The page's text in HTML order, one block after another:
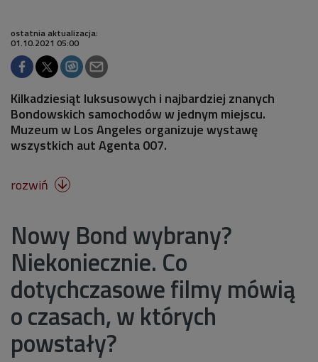
ostatnia aktualizacja:
01.10.2021 05:00
Kilkadziesiąt luksusowych i najbardziej znanych
Bondowskich samochodów w jednym miejscu.
Muzeum w Los Angeles organizuje wystawę
wszystkich aut Agenta 007.
rozwiń 
Nowy Bond wybrany?
Niekoniecznie. Co
dotychczasowe filmy mówią
o czasach, w których
powstały?